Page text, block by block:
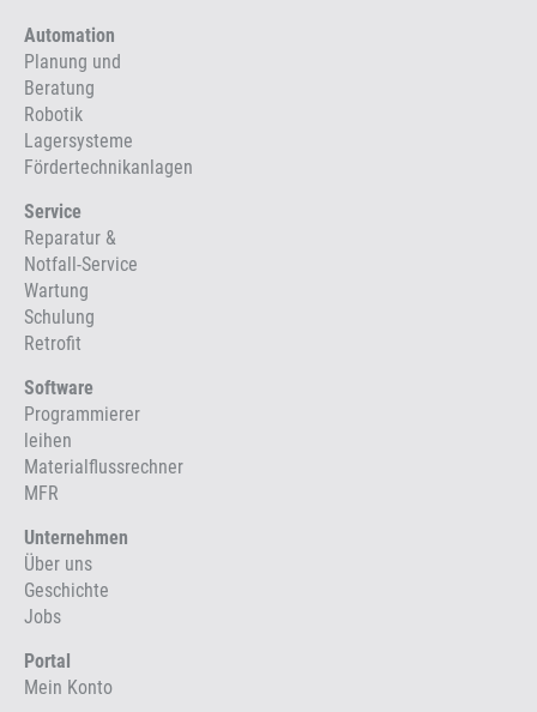
Automation
Planung und
Beratung
Robotik
Lagersysteme
Fördertechnikanlagen
Service
Reparatur &
Notfall-Service
Wartung
Schulung
Retrofit
Software
Programmierer
leihen
Materialflussrechner
MFR
Unternehmen
Über uns
Geschichte
Jobs
Portal
Mein Konto